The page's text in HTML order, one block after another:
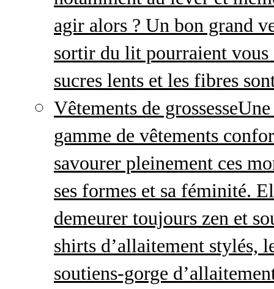
agir alors ? Un bon grand
sortir du lit pourraient vous
sucres lents et les fibres
Vêtements de grossesseUne
gamme de vêtements
savourer pleinement ces
ses formes et sa féminité.
demeurer toujours zen et
shirts d’allaitement stylés,
soutiens-gorge